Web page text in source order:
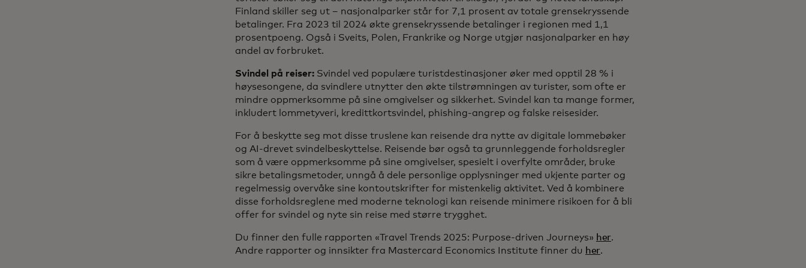
Finland skiller seg ut – nasjonalparker står for 7,1 prosent av totale grensekryssende
betalinger. Fra 2023 til 2024 økte grensekryssende betalinger i regionen med 1,1
prosentpoeng. Også i Sveits, Polen, Frankrike og Norge utgjør nasjonalparker en høy
andel av forbruket.
Svindel på reiser: Svindel ved populære turistdestinasjoner øker med opptil 28 % i
høysesongene, da svindlere utnytter den økte tilstrømningen av turister, som ofte er
mindre oppmerksomme på sine omgivelser og sikkerhet. Svindel kan ta mange former,
inkludert lommetyveri, kredittkortsvindel, phishing-angrep og falske reisesider.
For å beskytte seg mot disse truslene kan reisende dra nytte av digitale lommebøker
og AI-drevet svindelbeskyttelse. Reisende bør også ta grunnleggende forholdsregler
som å være oppmerksomme på sine omgivelser, spesielt i overfylte områder, bruke
sikre betalingsmetoder, unngå å dele personlige opplysninger med ukjente parter og
regelmessig overvåke sine kontoutskrifter for mistenkelig aktivitet. Ved å kombinere
disse forholdsreglene med moderne teknologi kan reisende minimere risikoen for å bli
offer for svindel og nyte sin reise med større trygghet.
Du finner den fulle rapporten «Travel Trends 2025: Purpose-driven Journeys» her.
Andre rapporter og innsikter fra Mastercard Economics Institute finner du her.